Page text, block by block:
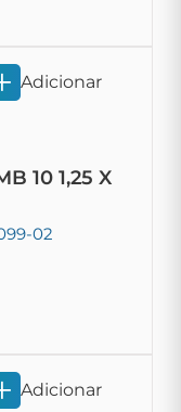
10 1,25 X
02
Adicionar
Adicionar